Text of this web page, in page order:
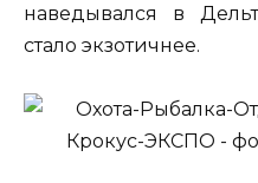
наведывался в
стало экзотичнее.